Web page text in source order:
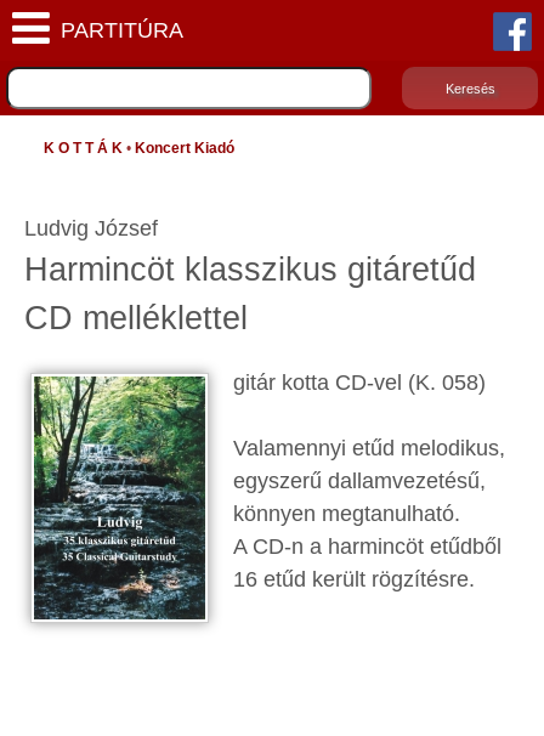
K O T T Á K • Koncert Kiadó
Ludvig József
Harmincöt klasszikus gitáretűd
CD melléklettel
gitár kotta CD-vel (K. 058)
Valamennyi etűd melodikus,
egyszerű dallamvezetésű,
könnyen megtanulható.
A CD-n a harmincöt etűdből
16 etűd került rögzítésre.